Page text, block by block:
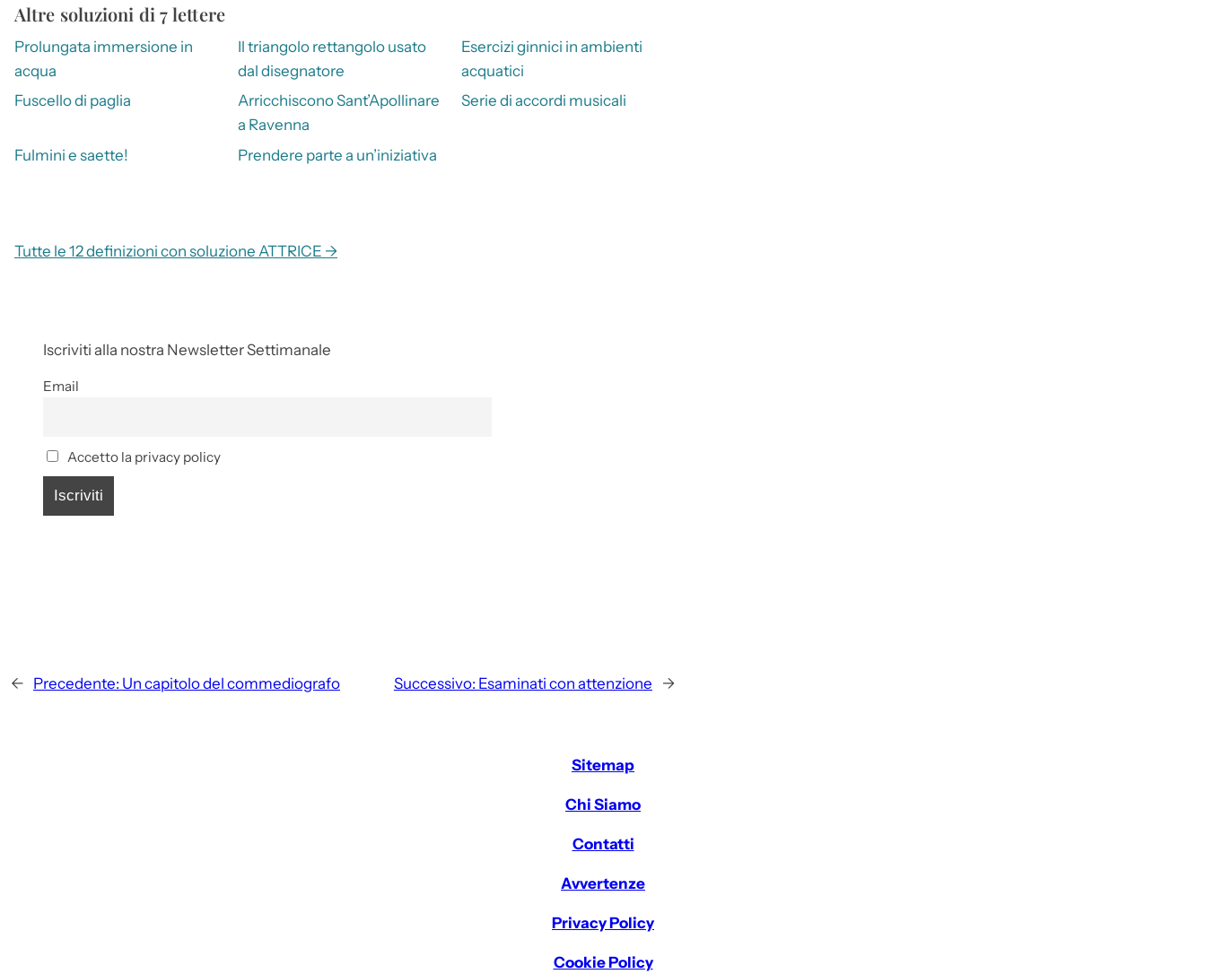
Altre soluzioni di 7 lettere
Prolungata immersione in
acqua
Il triangolo rettangolo usato
dal disegnatore
Esercizi ginnici in ambienti
acquatici
Fuscello di paglia
Arricchiscono Sant’Apollinare
a Ravenna
Serie di accordi musicali
Fulmini e saette! Prendere parte a un’iniziativa
Tutte le 12 definizioni con soluzione ATTRICE →
Iscriviti alla nostra Newsletter Settimanale
Email
Accetto la privacy policy
← Precedente: Un capitolo del commediografo Successivo: Esaminati con attenzione →
Sitemap
Chi Siamo
Contatti
Avvertenze
Privacy Policy
Cookie Policy